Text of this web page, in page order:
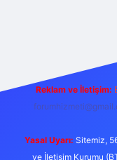
Reklam ve İletişim:
Yasal Uyarı: Sitemiz,
ve İletişim Kurumu